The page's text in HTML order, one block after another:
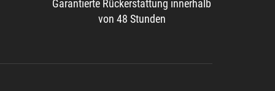
Garantierte Rückerstattung innerhalb
von 48 Stunden